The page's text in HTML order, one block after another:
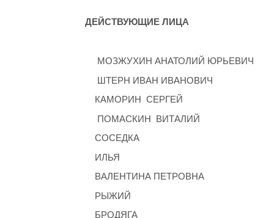
ДЕЙСТВУЮЩИЕ ЛИЦА
МОЗЖУХИН АНАТОЛИЙ ЮРЬЕВИЧ
ШТЕРН ИВАН ИВАНОВИЧ
КАМОРИН СЕРГЕЙ
ПОМАСКИН ВИТАЛИЙ
СОСЕДКА
ИЛЬЯ
ВАЛЕНТИНА ПЕТРОВНА
РЫЖИЙ
БРОДЯГА